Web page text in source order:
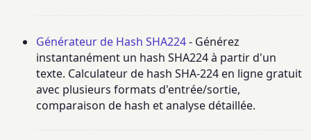
Générateur de Hash SHA224- Générez
instantanément un hash SHA224 à partir d'un
texte. Calculateur de hash SHA-224 en ligne gratuit
avec plusieurs formats d'entrée/sortie,
comparaison de hash et analyse détaillée.